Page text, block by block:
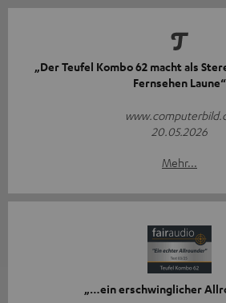
„Der Teufel Kombo 62 macht als
Fernsehen Laune“
20.05.2026
Mehr...
„…ein erschwinglicher